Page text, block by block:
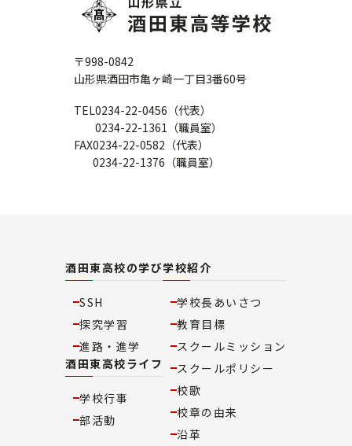
〒998-0842
山形県酒田市亀ヶ崎一丁目3番60号
TEL0234-22-0456（代表）
0234-22-1361（職員室）
FAX0234-22-0582（代表）
0234-22-1376（職員室）
酒田東高校の学び
SSH
探究学習
進路・進学
酒田東高校ライフ
学校行事
部活動
学校紹介
学校長あいさつ
教育目標
スクールミッション
スクールポリシー
校歌
校章の由来
沿革